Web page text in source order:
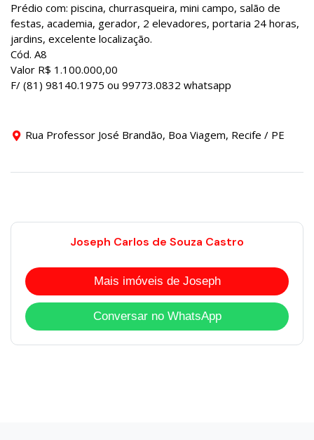
Prédio com: piscina, churrasqueira, mini campo, salão de
festas, academia, gerador, 2 elevadores, portaria 24 horas,
jardins, excelente localização.
Cód. A8
Valor R$ 1.100.000,00
F/ (81) 98140.1975 ou 99773.0832 whatsapp
Rua Professor José Brandão, Boa Viagem, Recife / PE
Joseph Carlos de Souza Castro
Mais imóveis de Joseph
Conversar no WhatsApp